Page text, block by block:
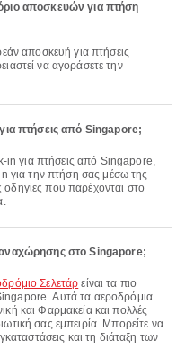
αποσκευών για πτήση
να αγοράσετε την
πτήσεις από Singapore;
για την πτήση σας μέσω της
που παρέχονται στο
αναχώρησης στο Singapore;
Σελετάρ είναι τα πιο
Αυτά τα αεροδρόμια
και Φαρμακεία και πολλές
σας εμπειρία. Μπορείτε να
και τη διάταξη των